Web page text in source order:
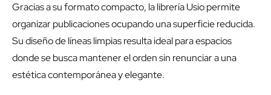
Gracias a su formato compacto, la librería Usio permite
organizar publicaciones ocupando una superficie reducida.
Su diseño de líneas limpias resulta ideal para espacios
donde se busca mantener el orden sin renunciar a una
estética contemporánea y elegante.